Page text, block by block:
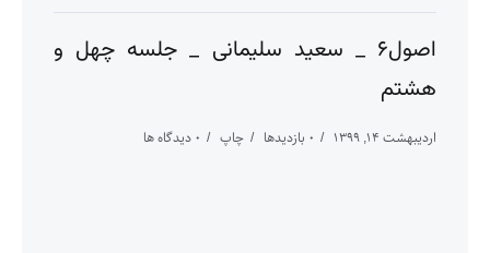
اصول۶ _ سعید سلیمانی _ جلسه چهل و
هشتم
اردیبهشت ۱۴, ۱۳۹۹ ۰ بازدیدها چاپ ۰ دیدگاه ها